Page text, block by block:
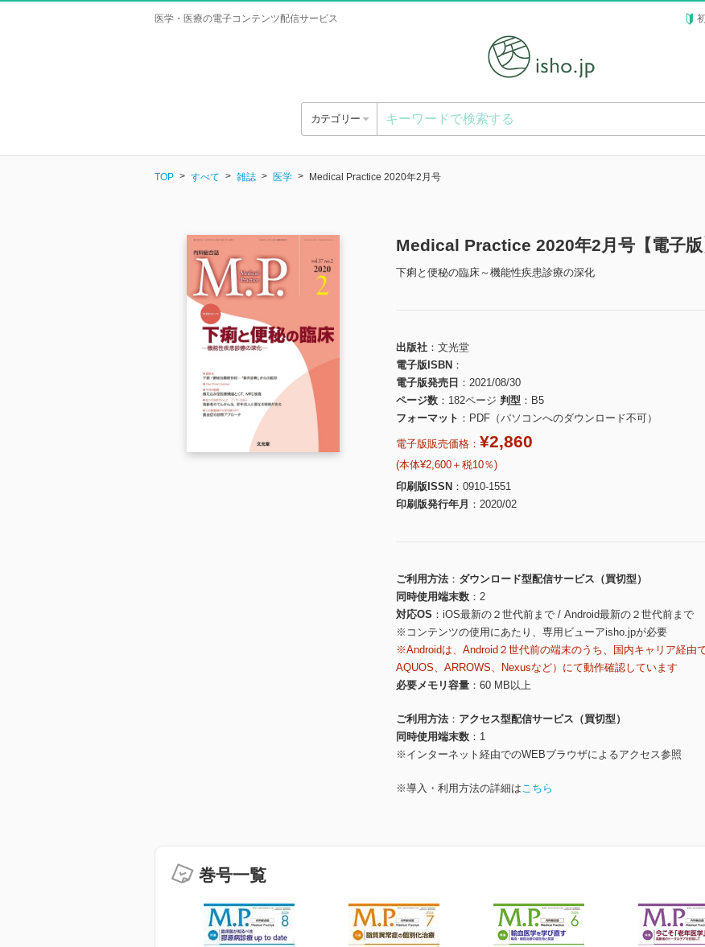
医学・医療の電子コンテンツ配信サービス
カテゴリー
TOP すべて 雑誌 医学 Medical Practice 2020年2月号
Medical Practice 2020年2月号【電子版
下痢と便秘の臨床～機能性疾患診療の深化
出版社
文光堂
電子版ISBN
電子版発売日
2021/08/30
ページ数
182ページ 判型
B5
フォーマット
PDF（パソコンへのダウンロード不可）
電子版販売価格： ¥2,860
(本体¥2,600＋税10％)
印刷版ISSN
0910-1551
印刷版発行年月
2020/02
ご利用方法
ダウンロード型配信サービス（買切型）
同時使用端末数
2
対応OS
iOS最新の２世代前まで / Android最新の２世代前まで
※コンテンツの使用にあたり、専用ビューアisho.jpが必要
※Androidは、Android２世代前の端末のうち、国内キャリア経由
AQUOS、ARROWS、Nexusなど）にて動作確認しています
必要メモリ容量
60 MB以上
ご利用方法
アクセス型配信サービス（買切型）
同時使用端末数
1
※インターネット経由でのWEBブラウザによるアクセス参照
※導入・利用方法の詳細はこちら
巻号一覧